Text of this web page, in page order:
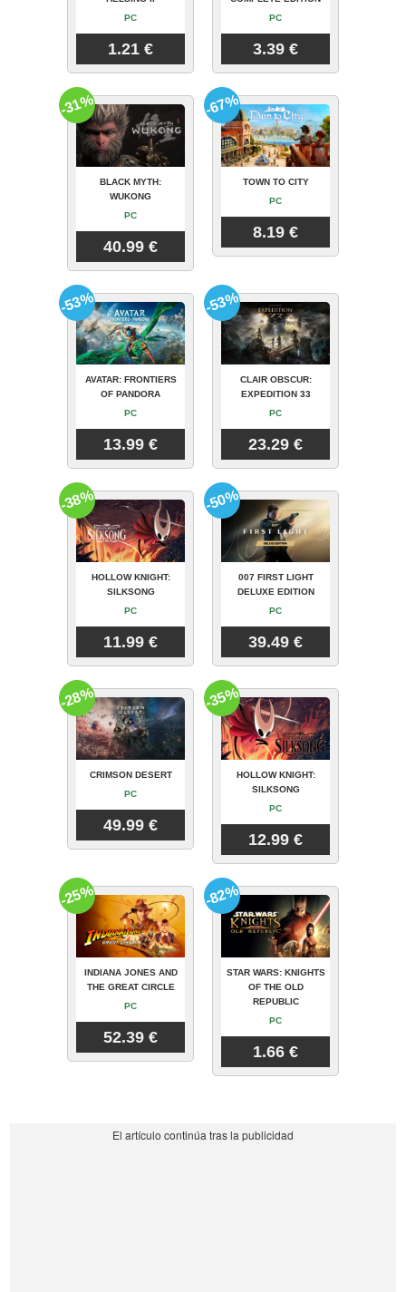
PC
1.21 €
PC
3.39 €
BLACK MYTH:
WUKONG
PC
40.99 €
-31%
TOWN TO CITY
PC
8.19 €
-67%
AVATAR: FRONTIERS
OF PANDORA
PC
13.99 €
-53%
CLAIR OBSCUR:
EXPEDITION 33
PC
23.29 €
-53%
HOLLOW KNIGHT:
SILKSONG
PC
11.99 €
-38%
007 FIRST LIGHT
DELUXE EDITION
PC
39.49 €
-50%
CRIMSON DESERT
PC
49.99 €
-28%
HOLLOW KNIGHT:
SILKSONG
PC
12.99 €
-35%
INDIANA JONES AND
THE GREAT CIRCLE
PC
52.39 €
-25%
STAR WARS: KNIGHTS
OF THE OLD
REPUBLIC
PC
1.66 €
-82%